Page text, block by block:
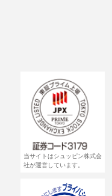
当サイトはシュッピン株式会
社が運営しています。